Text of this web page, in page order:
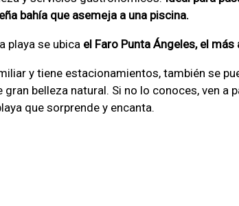
bahía que asemeja a una piscina.
playa se ubica el Faro Punta Ángeles, el
y tiene estacionamientos, también se
belleza natural. Si no lo conoces, ven a
que sorprende y encanta.